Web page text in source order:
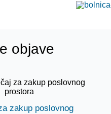
objave
zakup poslovnog